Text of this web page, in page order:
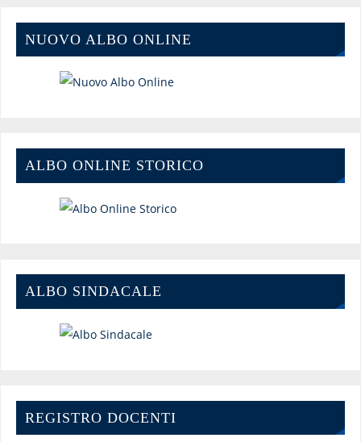
NUOVO ALBO ONLINE
ALBO ONLINE STORICO
ALBO SINDACALE
REGISTRO DOCENTI